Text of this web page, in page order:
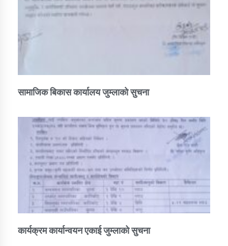
सामाजिक बिकास कार्यालय जुम्लाकाे सुचना
कार्यक्रम कार्यान्वयन एकाई जुम्लाको सुचना